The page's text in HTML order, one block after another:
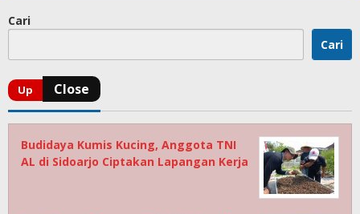
Cari
Cari
Budidaya Kumis Kucing, Anggota TNI
AL di Sidoarjo Ciptakan Lapangan Kerja